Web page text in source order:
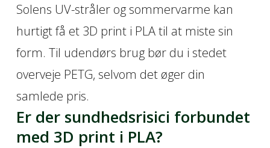
Solens UV-stråler og sommervarme kan
hurtigt få et 3D print i PLA til at miste sin
form. Til udendørs brug bør du i stedet
overveje PETG, selvom det øger din
samlede pris.
Er der sundhedsrisici forbundet
med 3D print i PLA?